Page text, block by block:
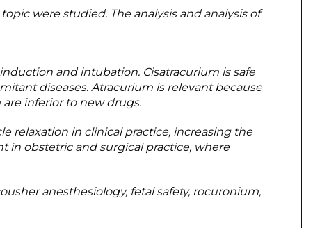
were studied. The analysis and analysis of
and intubation. Cisatracurium is safe
diseases. Atracurium is relevant because
inferior to new drugs.
relaxation in clinical practice, increasing the
in obstetric and surgical practice, where
anesthesiology, fetal safety, rocuronium,